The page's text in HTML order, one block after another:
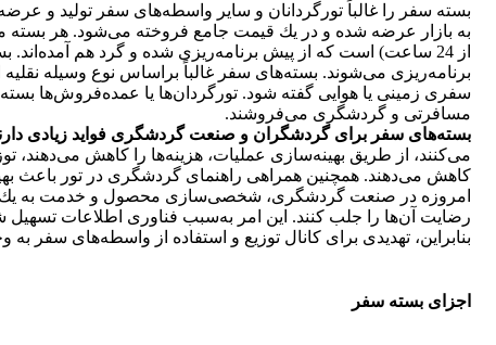
بسته سفر را غالباً تورگردانان و سایر واسطه‌های سفر تولید
به بازار عرضه ‌شده و در یك قیمت جامع فروخته می‌شود. هر بسته
از 24 ساعت) است كه از پیش برنامه‌ریزی شده و گرد هم
برنامه‌ریزی می‌شوند. بسته‌های سفر غالباً براساس نوع وسیله
سفری زمینی یا هوایی گفته شود. تورگردان‌ها یا عمده‌فروش‌ها
مسافرتی و گردشگری می‌فروشند.
بسته‌های سفر برای گردشگران و صنعت گردشگری فواید زیادی
می‌كنند، از طریق بهینه‌سازی عملیات، هزینه‌ها را كاهش
كاهش می‌دهند. همچنین همراهی راهنمای گردشگری در تور باعث
امروزه در صنعت گردشگری، شخصی‌سازی محصول و خدمت به یك
رضایت آن‌ها را جلب كنند. این امر به‌سبب فناوری اطلاعات
بنابراین، تهدیدی برای كانال توزیع و استفاده از واسطه‌های سفر
اجزای بسته سفر